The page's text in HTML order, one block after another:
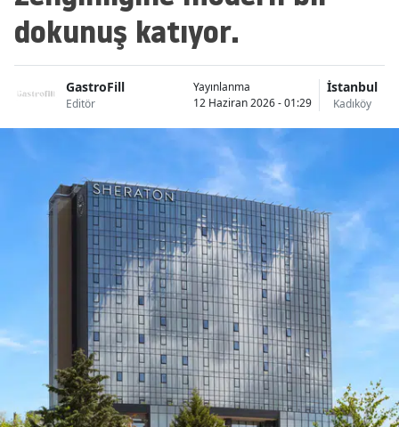
dokunuş katıyor.
GastroFill
Editör
Yayınlanma
12 Haziran 2026 - 01:29
İstanbul
Kadıköy